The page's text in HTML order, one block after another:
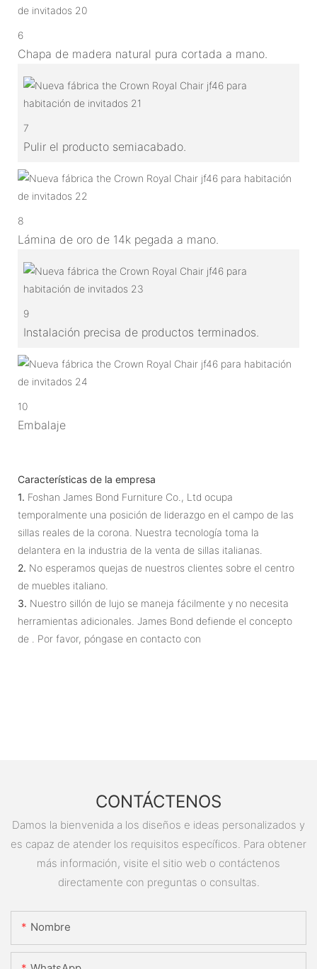
6
Chapa de madera natural pura cortada a mano.
7
Pulir el producto semiacabado.
8
Lámina de oro de 14k pegada a mano.
9
Instalación precisa de productos terminados.
10
Embalaje
Características de la empresa
1. Foshan James Bond Furniture Co., Ltd ocupa
temporalmente una posición de liderazgo en el campo de las
sillas reales de la corona. Nuestra tecnología toma la
delantera en la industria de la venta de sillas italianas.
2. No esperamos quejas de nuestros clientes sobre el centro
de muebles italiano.
3. Nuestro sillón de lujo se maneja fácilmente y no necesita
herramientas adicionales. James Bond defiende el concepto
de . Por favor, póngase en contacto con
CONTÁCTENOS
Damos la bienvenida a los diseños e ideas personalizados y
es capaz de atender los requisitos específicos. Para obtener
más información, visite el sitio web o contáctenos
directamente con preguntas o consultas.
Nombre